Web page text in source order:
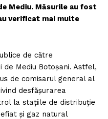
Mediu. Măsurile au fost
verificat mai multe
de către
Mediu Botoșani. Astfel,
de comisarul general al
desfășurarea
la stațiile de distribuție
și gaz natural